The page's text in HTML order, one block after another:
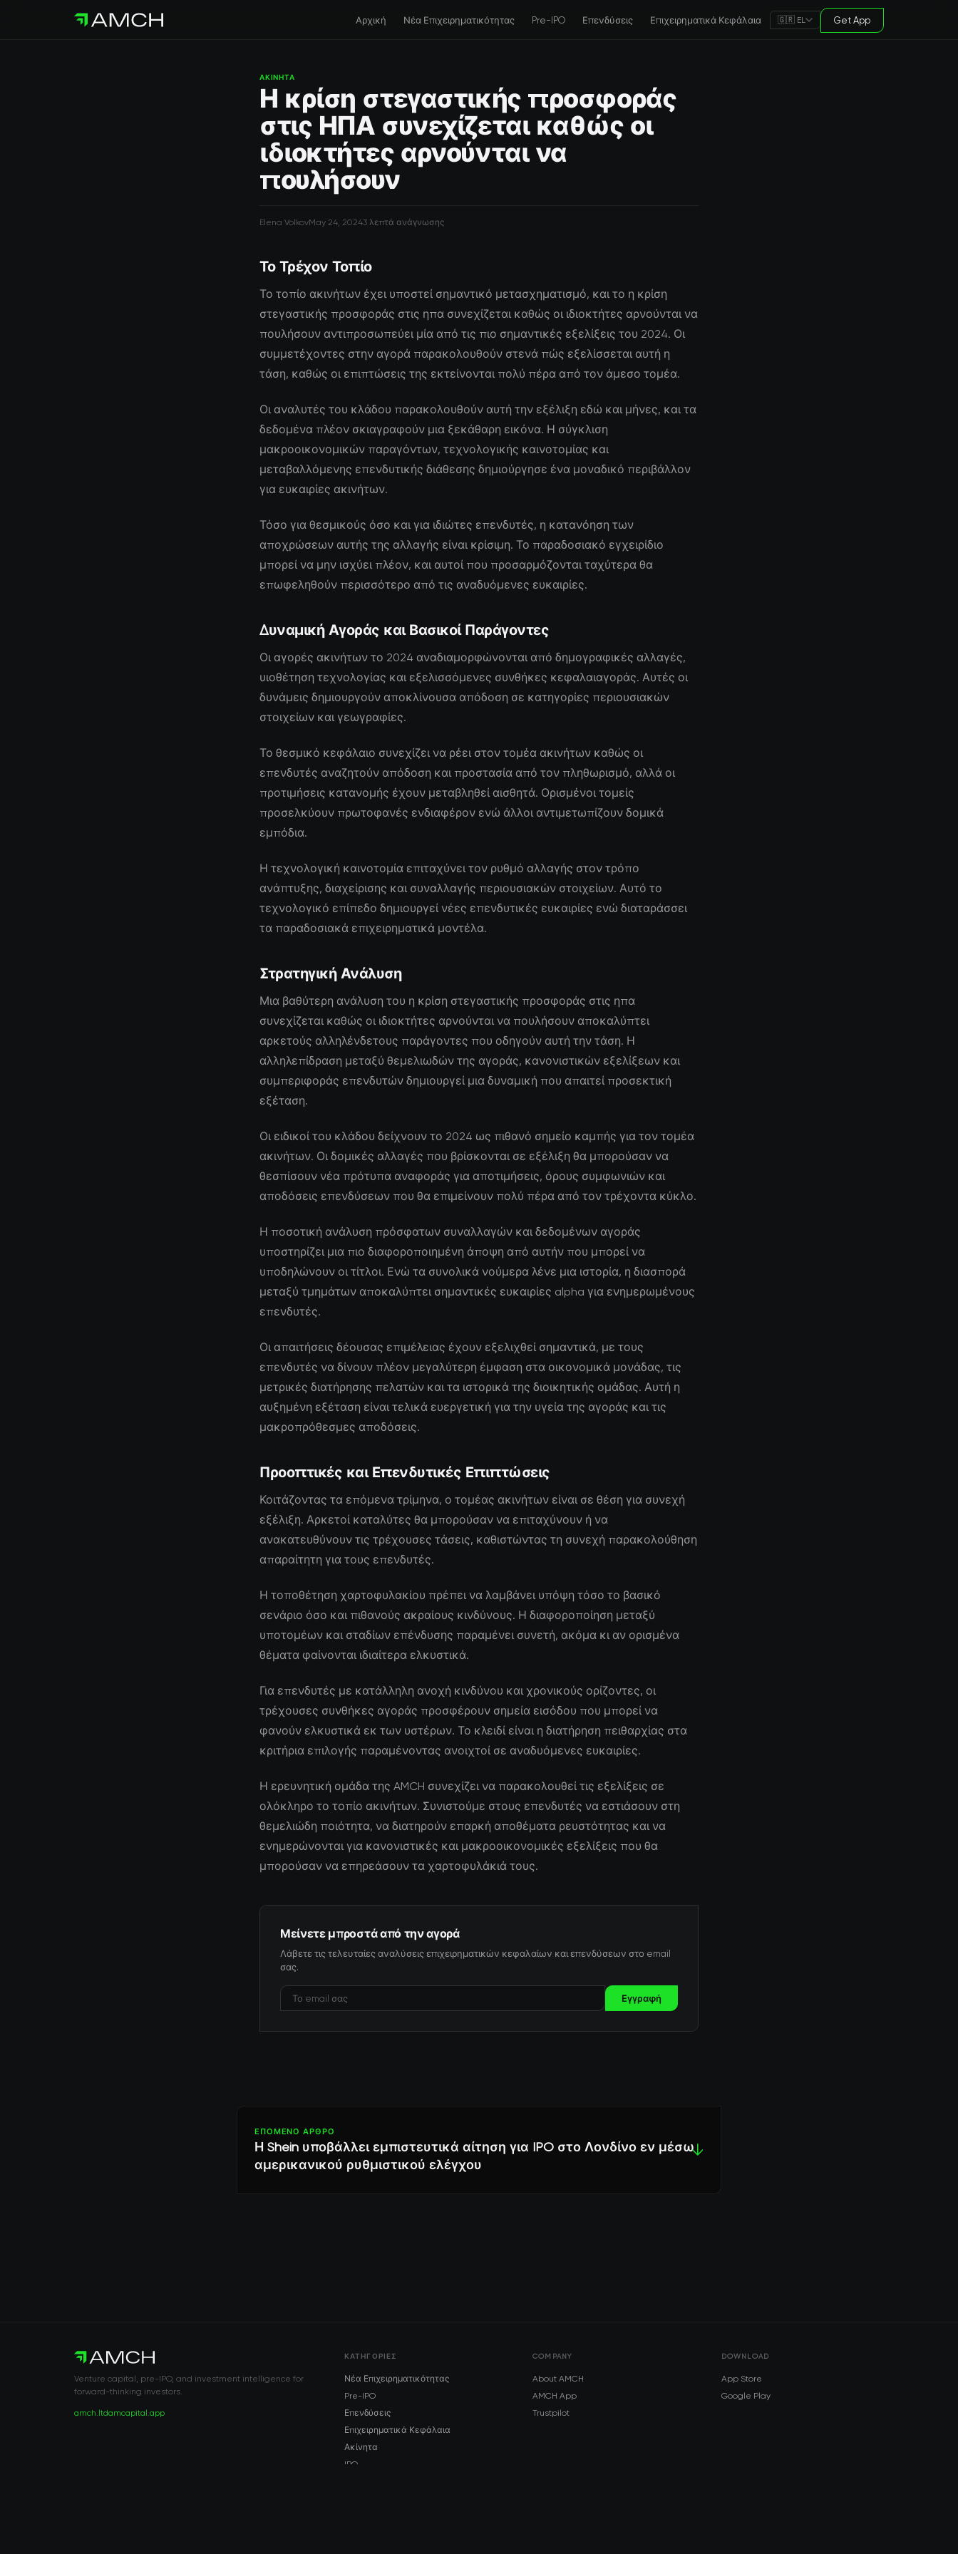
Αρχική Νέα Επιχειρηματικότητας Pre-IPO Επενδύσεις Επιχειρηματικά Κεφάλαια 🇬🇷 EL Get App
ΑΚΊΝΗΤΑ
Η κρίση στεγαστικής προσφοράς
στις ΗΠΑ συνεχίζεται καθώς οι
ιδιοκτήτες αρνούνται να
πουλήσουν
Elena VolkovMay 24, 20243 λεπτά ανάγνωσης
Το Τρέχον Τοπίο
Το τοπίο ακινήτων έχει υποστεί σημαντικό μετασχηματισμό, και το η κρίση
στεγαστικής προσφοράς στις ηπα συνεχίζεται καθώς οι ιδιοκτήτες αρνούνται να
πουλήσουν αντιπροσωπεύει μία από τις πιο σημαντικές εξελίξεις του 2024. Οι
συμμετέχοντες στην αγορά παρακολουθούν στενά πώς εξελίσσεται αυτή η
τάση, καθώς οι επιπτώσεις της εκτείνονται πολύ πέρα από τον άμεσο τομέα.
Οι αναλυτές του κλάδου παρακολουθούν αυτή την εξέλιξη εδώ και μήνες, και τα
δεδομένα πλέον σκιαγραφούν μια ξεκάθαρη εικόνα. Η σύγκλιση
μακροοικονομικών παραγόντων, τεχνολογικής καινοτομίας και
μεταβαλλόμενης επενδυτικής διάθεσης δημιούργησε ένα μοναδικό περιβάλλον
για ευκαιρίες ακινήτων.
Τόσο για θεσμικούς όσο και για ιδιώτες επενδυτές, η κατανόηση των
αποχρώσεων αυτής της αλλαγής είναι κρίσιμη. Το παραδοσιακό εγχειρίδιο
μπορεί να μην ισχύει πλέον, και αυτοί που προσαρμόζονται ταχύτερα θα
επωφεληθούν περισσότερο από τις αναδυόμενες ευκαιρίες.
Δυναμική Αγοράς και Βασικοί Παράγοντες
Οι αγορές ακινήτων το 2024 αναδιαμορφώνονται από δημογραφικές αλλαγές,
υιοθέτηση τεχνολογίας και εξελισσόμενες συνθήκες κεφαλαιαγοράς. Αυτές οι
δυνάμεις δημιουργούν αποκλίνουσα απόδοση σε κατηγορίες περιουσιακών
στοιχείων και γεωγραφίες.
Το θεσμικό κεφάλαιο συνεχίζει να ρέει στον τομέα ακινήτων καθώς οι
επενδυτές αναζητούν απόδοση και προστασία από τον πληθωρισμό, αλλά οι
προτιμήσεις κατανομής έχουν μεταβληθεί αισθητά. Ορισμένοι τομείς
προσελκύουν πρωτοφανές ενδιαφέρον ενώ άλλοι αντιμετωπίζουν δομικά
εμπόδια.
Η τεχνολογική καινοτομία επιταχύνει τον ρυθμό αλλαγής στον τρόπο
ανάπτυξης, διαχείρισης και συναλλαγής περιουσιακών στοιχείων. Αυτό το
τεχνολογικό επίπεδο δημιουργεί νέες επενδυτικές ευκαιρίες ενώ διαταράσσει
τα παραδοσιακά επιχειρηματικά μοντέλα.
Στρατηγική Ανάλυση
Μια βαθύτερη ανάλυση του η κρίση στεγαστικής προσφοράς στις ηπα
συνεχίζεται καθώς οι ιδιοκτήτες αρνούνται να πουλήσουν αποκαλύπτει
αρκετούς αλληλένδετους παράγοντες που οδηγούν αυτή την τάση. Η
αλληλεπίδραση μεταξύ θεμελιωδών της αγοράς, κανονιστικών εξελίξεων και
συμπεριφοράς επενδυτών δημιουργεί μια δυναμική που απαιτεί προσεκτική
εξέταση.
Οι ειδικοί του κλάδου δείχνουν το 2024 ως πιθανό σημείο καμπής για τον τομέα
ακινήτων. Οι δομικές αλλαγές που βρίσκονται σε εξέλιξη θα μπορούσαν να
θεσπίσουν νέα πρότυπα αναφοράς για αποτιμήσεις, όρους συμφωνιών και
αποδόσεις επενδύσεων που θα επιμείνουν πολύ πέρα από τον τρέχοντα κύκλο.
Η ποσοτική ανάλυση πρόσφατων συναλλαγών και δεδομένων αγοράς
υποστηρίζει μια πιο διαφοροποιημένη άποψη από αυτήν που μπορεί να
υποδηλώνουν οι τίτλοι. Ενώ τα συνολικά νούμερα λένε μια ιστορία, η διασπορά
μεταξύ τμημάτων αποκαλύπτει σημαντικές ευκαιρίες alpha για ενημερωμένους
επενδυτές.
Οι απαιτήσεις δέουσας επιμέλειας έχουν εξελιχθεί σημαντικά, με τους
επενδυτές να δίνουν πλέον μεγαλύτερη έμφαση στα οικονομικά μονάδας, τις
μετρικές διατήρησης πελατών και τα ιστορικά της διοικητικής ομάδας. Αυτή η
αυξημένη εξέταση είναι τελικά ευεργετική για την υγεία της αγοράς και τις
μακροπρόθεσμες αποδόσεις.
Προοπτικές και Επενδυτικές Επιπτώσεις
Κοιτάζοντας τα επόμενα τρίμηνα, ο τομέας ακινήτων είναι σε θέση για συνεχή
εξέλιξη. Αρκετοί καταλύτες θα μπορούσαν να επιταχύνουν ή να
ανακατευθύνουν τις τρέχουσες τάσεις, καθιστώντας τη συνεχή παρακολούθηση
απαραίτητη για τους επενδυτές.
Η τοποθέτηση χαρτοφυλακίου πρέπει να λαμβάνει υπόψη τόσο το βασικό
σενάριο όσο και πιθανούς ακραίους κινδύνους. Η διαφοροποίηση μεταξύ
υποτομέων και σταδίων επένδυσης παραμένει συνετή, ακόμα κι αν ορισμένα
θέματα φαίνονται ιδιαίτερα ελκυστικά.
Για επενδυτές με κατάλληλη ανοχή κινδύνου και χρονικούς ορίζοντες, οι
τρέχουσες συνθήκες αγοράς προσφέρουν σημεία εισόδου που μπορεί να
φανούν ελκυστικά εκ των υστέρων. Το κλειδί είναι η διατήρηση πειθαρχίας στα
κριτήρια επιλογής παραμένοντας ανοιχτοί σε αναδυόμενες ευκαιρίες.
Η ερευνητική ομάδα της AMCH συνεχίζει να παρακολουθεί τις εξελίξεις σε
ολόκληρο το τοπίο ακινήτων. Συνιστούμε στους επενδυτές να εστιάσουν στη
θεμελιώδη ποιότητα, να διατηρούν επαρκή αποθέματα ρευστότητας και να
ενημερώνονται για κανονιστικές και μακροοικονομικές εξελίξεις που θα
μπορούσαν να επηρεάσουν τα χαρτοφυλάκιά τους.
Μείνετε μπροστά από την αγορά
Λάβετε τις τελευταίες αναλύσεις επιχειρηματικών κεφαλαίων και επενδύσεων στο email
σας.
Εγγραφή
ΕΠΌΜΕΝΟ ΆΡΘΡΟ
Η Shein υποβάλλει εμπιστευτικά αίτηση για IPO στο Λονδίνο εν μέσω
αμερικανικού ρυθμιστικού ελέγχου
↓
Venture capital, pre-IPO, and investment intelligence for
forward-thinking investors.
amch.ltdamcapital.app
ΚΑΤΗΓΟΡΊΕΣ
Νέα Επιχειρηματικότητας
Pre-IPO
Επενδύσεις
Επιχειρηματικά Κεφάλαια
Ακίνητα
IPO
COMPANY
About AMCH
AMCH App
Trustpilot
DOWNLOAD
App Store
Google Play